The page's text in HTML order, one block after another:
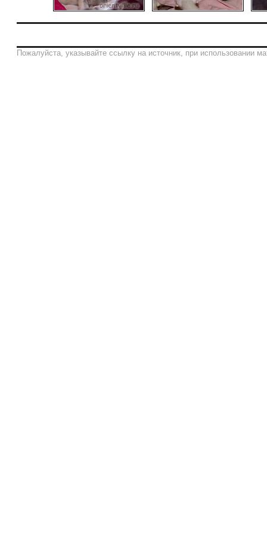
Пожалуйста, указывайте ссылку на источник, при использовании